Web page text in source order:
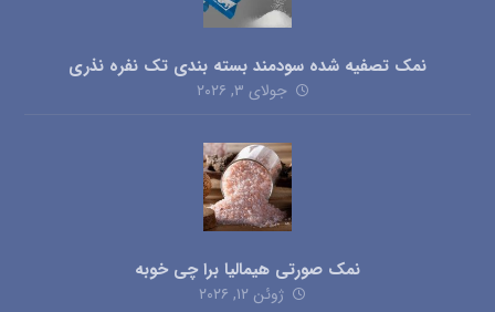
نمک تصفیه شده سودمند بسته بندی تک نفره نذری
جولای ۳, ۲۰۲۶
نمک صورتی هیمالیا برا چی خوبه
ژوئن ۱۲, ۲۰۲۶